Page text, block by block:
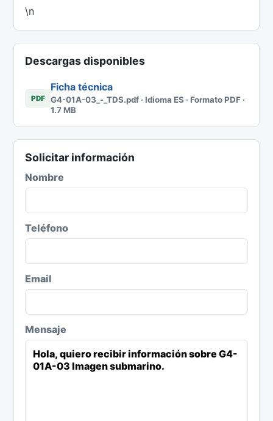
\n
Descargas disponibles
PDF
Ficha técnica
G4-01A-03_-_TDS.pdf · Idioma ES · Formato PDF ·
1.7 MB
Solicitar información
Nombre
Teléfono
Email
Mensaje